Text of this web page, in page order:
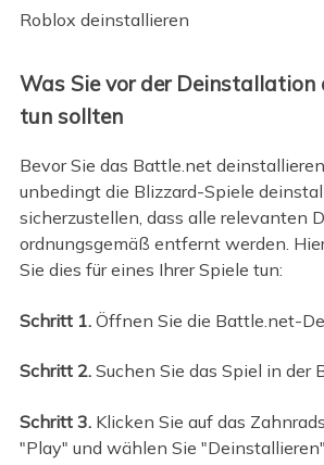
Roblox deinstallieren
Was Sie vor der Deinstallation
tun sollten
Bevor Sie das Battle.net
unbedingt die Blizzard-Spiele
sicherzustellen, dass alle relevanten
ordnungsgemäß entfernt werden.
Sie dies für eines Ihrer Spiele tun:
Schritt 1. Öffnen Sie die Battle.net-
Schritt 2.Suchen Sie das Spiel in der
Schritt 3.Klicken Sie auf das
"Play" und wählen Sie "Deinstallieren".